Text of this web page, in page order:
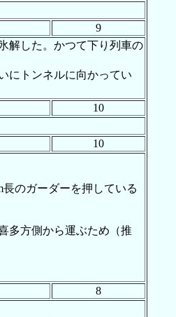
9
解した。かつて下り列車の
にトンネルに向かってい
10
10
のガーダーを押している
多方側から運ぶため（推
8